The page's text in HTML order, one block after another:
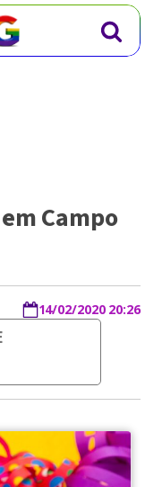
Campo
14/02/2020 20:26